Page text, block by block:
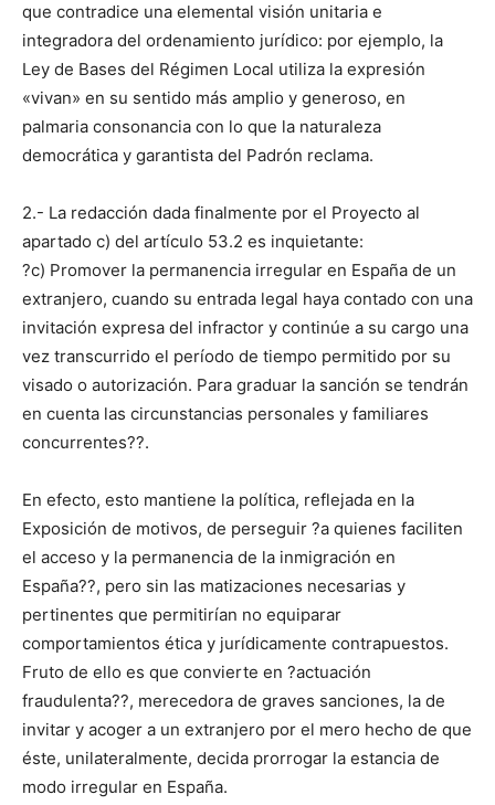
que contradice una elemental visión unitaria e
integradora del ordenamiento jurídico: por ejemplo, la
Ley de Bases del Régimen Local utiliza la expresión
«vivan» en su sentido más amplio y generoso, en
palmaria consonancia con lo que la naturaleza
democrática y garantista del Padrón reclama.
2.- La redacción dada finalmente por el Proyecto al
apartado c) del artículo 53.2 es inquietante:
?c) Promover la permanencia irregular en España de un
extranjero, cuando su entrada legal haya contado con una
invitación expresa del infractor y continúe a su cargo una
vez transcurrido el período de tiempo permitido por su
visado o autorización. Para graduar la sanción se tendrán
en cuenta las circunstancias personales y familiares
concurrentes??.
En efecto, esto mantiene la política, reflejada en la
Exposición de motivos, de perseguir ?a quienes faciliten
el acceso y la permanencia de la inmigración en
España??, pero sin las matizaciones necesarias y
pertinentes que permitirían no equiparar
comportamientos ética y jurídicamente contrapuestos.
Fruto de ello es que convierte en ?actuación
fraudulenta??, merecedora de graves sanciones, la de
invitar y acoger a un extranjero por el mero hecho de que
éste, unilateralmente, decida prorrogar la estancia de
modo irregular en España.